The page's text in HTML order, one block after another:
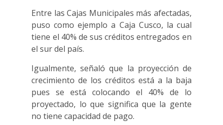
Entre las Cajas Municipales más afectadas,
puso como ejemplo a Caja Cusco, la cual
tiene el 40% de sus créditos entregados en
el sur del país.
Igualmente, señaló que la proyección de
crecimiento de los créditos está a la baja
pues se está colocando el 40% de lo
proyectado, lo que significa que la gente
no tiene capacidad de pago.